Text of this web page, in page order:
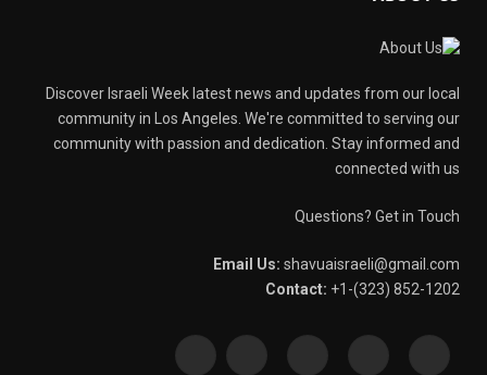
Discover Israeli Week latest news and updates from our local
community in Los Angeles. We're committed to serving our
community with passion and dedication. Stay informed and
connected with us
Questions? Get in Touch
Email Us: shavuaisraeli@gmail.com
Contact: +1-(323) 852-1202
Facebook
Pinterest
YouTube
WhatsApp